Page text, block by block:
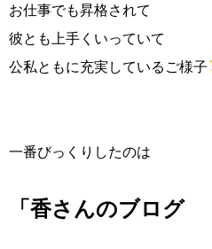
お仕事でも昇格されて
彼とも上手くいっていて
公私ともに充実しているご様子
一番びっくりしたのは
「香さんのブログ